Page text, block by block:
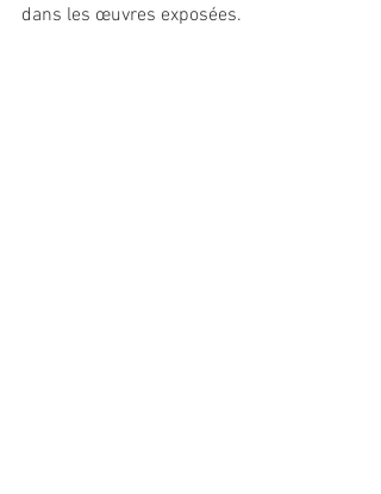
dans les œuvres exposées.